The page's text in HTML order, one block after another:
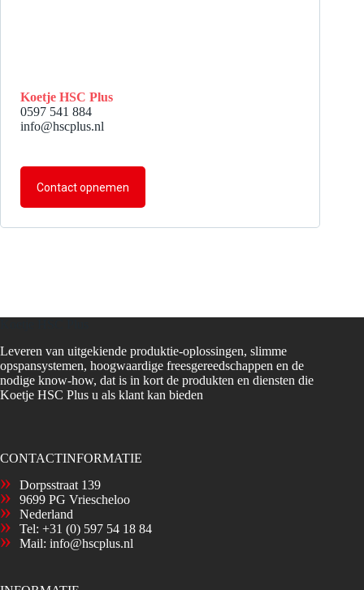
Koetje HSC Plus
0597 541 884
info@hscplus.nl
Contact opnemen
Leveren van uitgekiende produktie-oplossingen, slimme
opspansystemen, hoogwaardige freesgereedschappen en de
nodige know-how, dat is in kort de produkten en diensten die
Koetje HSC Plus u als klant kan bieden
CONTACTINFORMATIE
Dorpsstraat 139
9699 PG Vriescheloo
Nederland
Tel: +31 (0) 597 54 18 84
Mail: info@hscplus.nl